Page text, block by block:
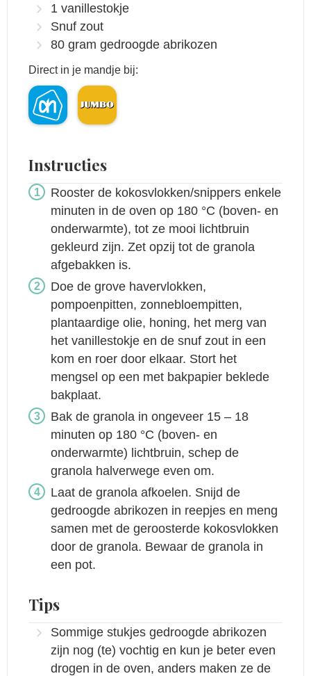
1 vanillestokje
Snuf zout
80 gram gedroogde abrikozen
Direct in je mandje bij:
Instructies
Rooster de kokosvlokken/snippers enkele
minuten in de oven op 180 °C (boven- en
onderwarmte), tot ze mooi lichtbruin
gekleurd zijn. Zet opzij tot de granola
afgebakken is.
Doe de grove havervlokken,
pompoenpitten, zonnebloempitten,
plantaardige olie, honing, het merg van
het vanillestokje en de snuf zout in een
kom en roer door elkaar. Stort het
mengsel op een met bakpapier beklede
bakplaat.
Bak de granola in ongeveer 15 – 18
minuten op 180 °C (boven- en
onderwarmte) lichtbruin, schep de
granola halverwege even om.
Laat de granola afkoelen. Snijd de
gedroogde abrikozen in reepjes en meng
samen met de geroosterde kokosvlokken
door de granola. Bewaar de granola in
een pot.
Tips
Sommige stukjes gedroogde abrikozen
zijn nog (te) vochtig en kun je beter even
drogen in de oven, anders maken ze de